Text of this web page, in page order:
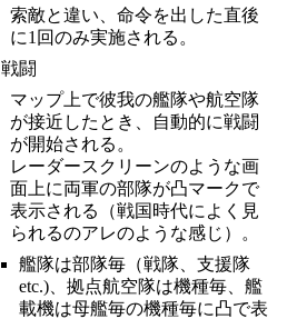
索敵と違い、命令を出した直後
に1回のみ実施される。
戦闘
マップ上で彼我の艦隊や航空隊
が接近したとき、自動的に戦闘
が開始される。
レーダースクリーンのような画
面上に両軍の部隊が凸マークで
表示される（戦国時代によく見
られるのアレのような感じ）。
艦隊は部隊毎（戦隊、支援隊
etc.)、拠点航空隊は機種毎、艦
載機は母艦毎の機種毎に凸で表